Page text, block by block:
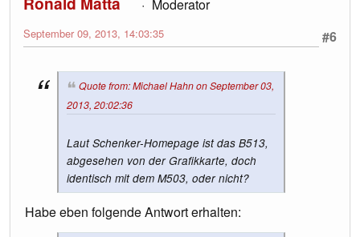
Moderator
#6
September 09, 2013, 14:03:35
Quote from: Michael Hahn on September 03,
2013, 20:02:36
Laut Schenker-Homepage ist das B513,
abgesehen von der Grafikkarte, doch
identisch mit dem M503, oder nicht?
Habe eben folgende Antwort erhalten: